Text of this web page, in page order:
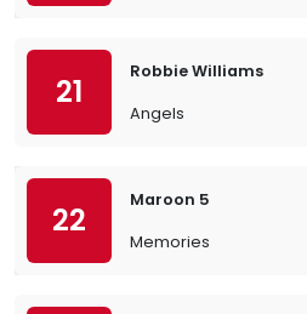
21
Robbie Williams
Angels
22
Maroon 5
Memories